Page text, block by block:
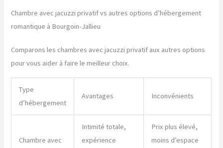
Chambre avec jacuzzi privatif vs autres options d’hébergement
romantique à Bourgoin-Jallieu
Comparons les chambres avec jacuzzi privatif aux autres options
pour vous aider à faire le meilleur choix.
Type
d’hébergement
Avantages Inconvénients
Chambre avec
Intimité totale,
expérience
Prix plus élevé,
moins d’espace